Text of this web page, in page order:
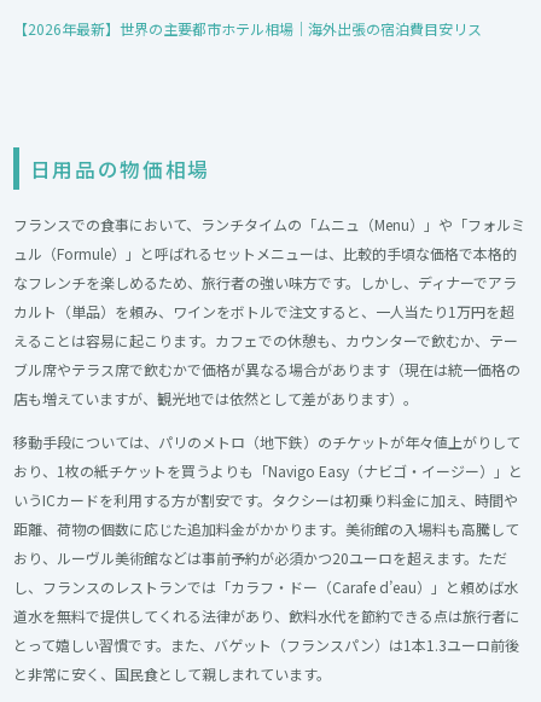
【2026年最新】世界の主要都市ホテル相場｜海外出張の宿泊費目安リス
日用品の物価相場
フランスでの食事において、ランチタイムの「ムニュ（Menu）」や「フォルミ
ュル（Formule）」と呼ばれるセットメニューは、比較的手頃な価格で本格的
なフレンチを楽しめるため、旅行者の強い味方です。しかし、ディナーでアラ
カルト（単品）を頼み、ワインをボトルで注文すると、一人当たり1万円を超
えることは容易に起こります。カフェでの休憩も、カウンターで飲むか、テー
ブル席やテラス席で飲むかで価格が異なる場合があります（現在は統一価格の
店も増えていますが、観光地では依然として差があります）。
移動手段については、パリのメトロ（地下鉄）のチケットが年々値上がりして
おり、1枚の紙チケットを買うよりも「Navigo Easy（ナビゴ・イージー）」と
いうICカードを利用する方が割安です。タクシーは初乗り料金に加え、時間や
距離、荷物の個数に応じた追加料金がかかります。美術館の入場料も高騰して
おり、ルーヴル美術館などは事前予約が必須かつ20ユーロを超えます。ただ
し、フランスのレストランでは「カラフ・ドー（Carafe d’eau）」と頼めば水
道水を無料で提供してくれる法律があり、飲料水代を節約できる点は旅行者に
とって嬉しい習慣です。また、バゲット（フランスパン）は1本1.3ユーロ前後
と非常に安く、国民食として親しまれています。